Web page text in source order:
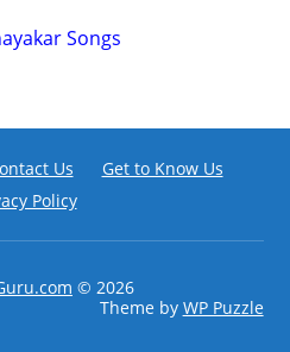
Songs
Us
Get to Know Us
Policy
© 2026
Theme by WP Puzzle